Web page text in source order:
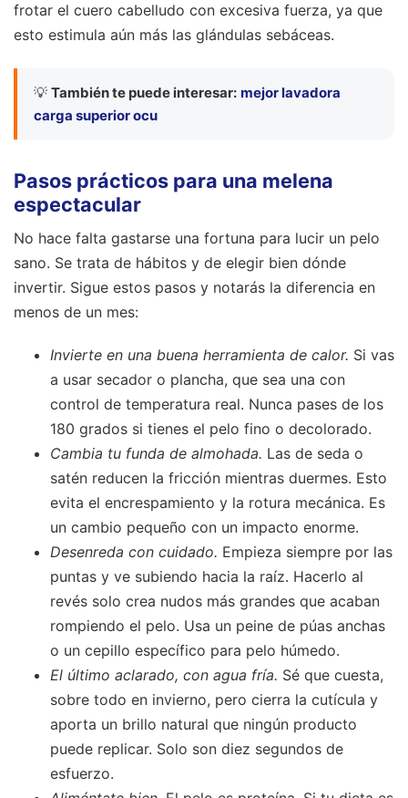
frotar el cuero cabelludo con excesiva fuerza, ya que
esto estimula aún más las glándulas sebáceas.
💡 También te puede interesar: mejor lavadora
carga superior ocu
Pasos prácticos para una melena
espectacular
No hace falta gastarse una fortuna para lucir un pelo
sano. Se trata de hábitos y de elegir bien dónde
invertir. Sigue estos pasos y notarás la diferencia en
menos de un mes:
Invierte en una buena herramienta de calor. Si vas
a usar secador o plancha, que sea una con
control de temperatura real. Nunca pases de los
180 grados si tienes el pelo fino o decolorado.
Cambia tu funda de almohada. Las de seda o
satén reducen la fricción mientras duermes. Esto
evita el encrespamiento y la rotura mecánica. Es
un cambio pequeño con un impacto enorme.
Desenreda con cuidado. Empieza siempre por las
puntas y ve subiendo hacia la raíz. Hacerlo al
revés solo crea nudos más grandes que acaban
rompiendo el pelo. Usa un peine de púas anchas
o un cepillo específico para pelo húmedo.
El último aclarado, con agua fría. Sé que cuesta,
sobre todo en invierno, pero cierra la cutícula y
aporta un brillo natural que ningún producto
puede replicar. Solo son diez segundos de
esfuerzo.